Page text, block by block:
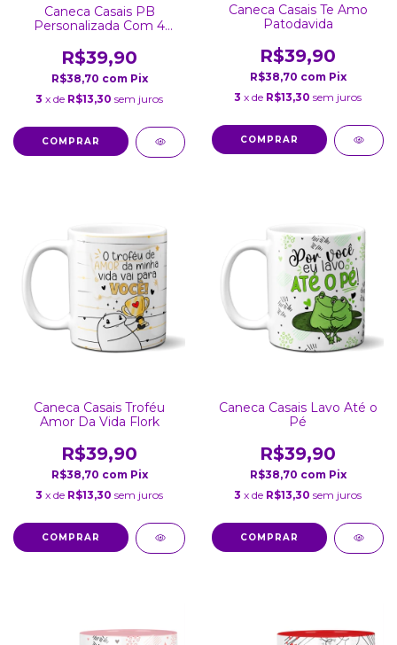
Caneca Casais PB
Personalizada Com 4
R$39,90
R$38,70 com Pix
3 x de R$13,30 sem juros
COMPRAR
Caneca Casais Te Amo
Patodavida
R$39,90
R$38,70 com Pix
3 x de R$13,30 sem juros
COMPRAR
Caneca Casais Troféu
Amor Da Vida Flork
R$39,90
R$38,70 com Pix
3 x de R$13,30 sem juros
COMPRAR
Caneca Casais Lavo Até o
Pé
R$39,90
R$38,70 com Pix
3 x de R$13,30 sem juros
COMPRAR